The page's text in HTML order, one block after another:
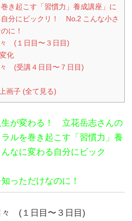
き起こす「習慣力」養成講座」に
分にビックリ！ No.2 こんな小さ
に！
々 (１日目〜３日目)
化
々 (受講４日目〜７日目)
画子 (全て見る)
生が変わる！ 立花岳志さんの
ルを巻き起こす「習慣力」養
なに変わる自分にビック
っただけなのに！
々 (１日目〜３日目)